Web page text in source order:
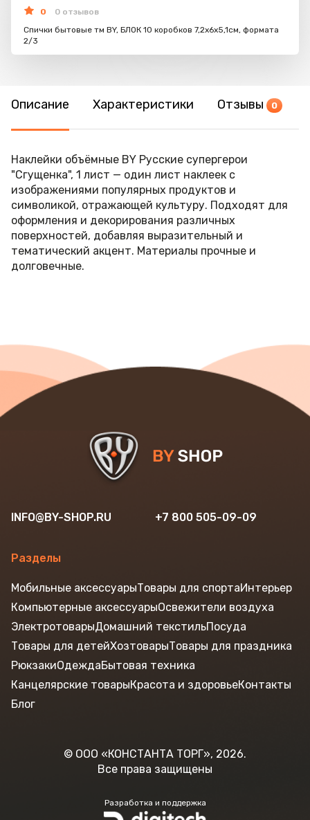
0
0 отзывов
Спички бытовые тм BY, БЛОК 10 коробков 7,2х6х5,1см, формата
2/3
Описание Характеристики Отзывы 0
Наклейки объёмные BY Русские супергерои
"Сгущенка", 1 лист — один лист наклеек с
изображениями популярных продуктов и
символикой, отражающей культуру. Подходят для
оформления и декорирования различных
поверхностей, добавляя выразительный и
тематический акцент. Материалы прочные и
долговечные.
INFO@BY-SHOP.RU +7 800 505-09-09
Разделы
© ООО «КОНСТАНТА ТОРГ», 2026.
Все права защищены
Разработка и поддержка
Мобильные аксессуарыТовары для спортаИнтерьер
Компьютерные аксессуарыОсвежители воздуха
ЭлектротоварыДомашний текстильПосуда
Товары для детейХозтоварыТовары для праздника
РюкзакиОдеждаБытовая техника
Канцелярские товарыКрасота и здоровьеКонтакты
Блог